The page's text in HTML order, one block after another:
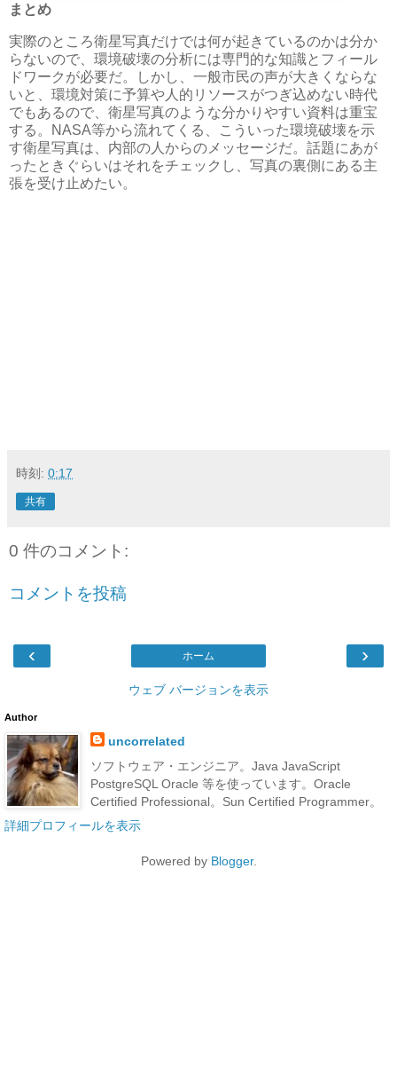
まとめ
実際のところ衛星写真だけでは何が起きているのかは分か
らないので、環境破壊の分析には専門的な知識とフィール
ドワークが必要だ。しかし、一般市民の声が大きくならな
いと、環境対策に予算や人的リソースがつぎ込めない時代
でもあるので、衛星写真のような分かりやすい資料は重宝
する。NASA等から流れてくる、こういった環境破壊を示
す衛星写真は、内部の人からのメッセージだ。話題にあが
ったときぐらいはそれをチェックし、写真の裏側にある主
張を受け止めたい。
時刻: 0:17
共有
0 件のコメント:
コメントを投稿
‹ ›
ホーム
ウェブ バージョンを表示
Author
uncorrelated
ソフトウェア・エンジニア。Java JavaScript
PostgreSQL Oracle 等を使っています。Oracle
Certified Professional。Sun Certified Programmer。
詳細プロフィールを表示
Powered by Blogger.